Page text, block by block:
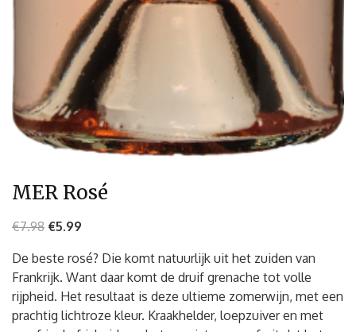
MER Rosé
€7.98 €5.99
De beste rosé? Die komt natuurlijk uit het zuiden van
Frankrijk. Want daar komt de druif grenache tot volle
rijpheid. Het resultaat is deze ultieme zomerwijn, met een
prachtig lichtroze kleur. Kraakhelder, loepzuiver en met